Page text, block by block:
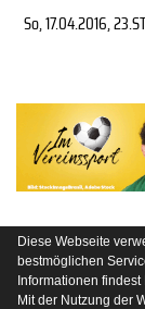
So, 17.04.2016,
Diese Webseite
bestmöglichen
Informationen findest
Mit der Nutzung der